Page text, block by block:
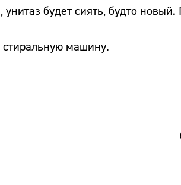
унитаз будет сиять, будто
стиральную машину.